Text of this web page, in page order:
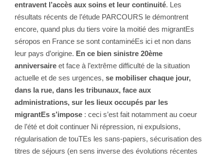
entravent l’accès aux soins et leur continuité. Les
résultats récents de l’étude PARCOURS le démontrent
encore, quand plus du tiers voire la moitié des migrantEs
séropos en France se sont contaminéEs ici et non dans
leur pays d’origine. En ce bien sinistre 20ème
anniversaire et face à l’extrême difficulté de la situation
actuelle et de ses urgences, se mobiliser chaque jour,
dans la rue, dans les tribunaux, face aux
administrations, sur les lieux occupés par les
migrantEs s’impose : ceci s’est fait notamment au coeur
de l’été et doit continuer Ni répression, ni expulsions,
régularisation de touTEs les sans-papiers, sécurisation des
titres de séjours (en sens inverse des évolutions récentes